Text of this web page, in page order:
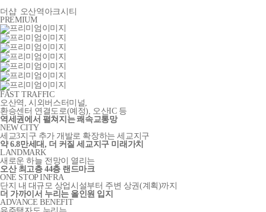
더샵 오산역아크시티
PREMIUM
FAST TRAFFIC
오산역, 시외버스터미널,
환승센터 연결도로(예정) , 오산IC 등
역세권에서 펼쳐지는 쾌속교통망
NEW CITY
세교3지구 추가 개발로 확장하는 세교지구
약 6.8만세대, 더 커질 세교지구 미래가치
LANDMARK
새로운 하늘 전망이 열리는
오산 최고층 44층 랜드마크
ONE STOP INFRA
단지 내 대규모 상업시설부터 주변 상권(계획)까지
더 가까이서 누리는 올인원 입지
ADVANCE BENEFIT